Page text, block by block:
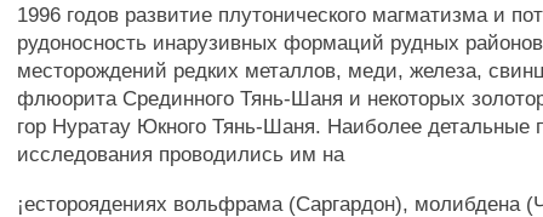
1996 годов развитие плутонического магматизма и
рудоносность инарузивных формаций рудных
месторождений редких металлов, меди, железа,
флюорита Срединного Тянь-Шаня и некоторых
гор Нуратау Юкного Тянь-Шаня. Наиболее детальные
исследования проводились им на
¡естороядениях вольфрама (Саргардон), молибдена